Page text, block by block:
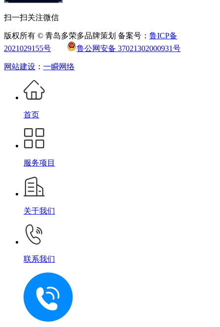
扫一扫关注微信
版权所有 © 青岛多荣多品牌策划 备案号： 鲁ICP备
2021029155号
鲁公网安备 37021302000931号
网站建设 ： 一瞬网络
首页
服务项目
关于我们
联系我们